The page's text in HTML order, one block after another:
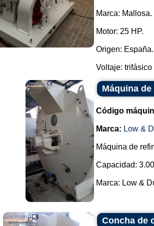
Marca: Mallosa.
Motor: 25 HP.
Origen: España.
Voltaje: trifásico
Máquina
Código
Marca: Low &
Máquina de
Capacidad:
Marca: Low &
Concha de